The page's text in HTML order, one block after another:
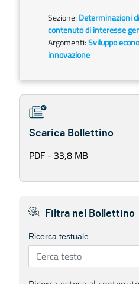
Sezione: Determinazioni
contenuto di interesse
Argomenti:Sviluppo
innovazione
Scarica Bollettino
PDF - 33,8 MB
Filtra nel Bollettino
Ricerca testuale